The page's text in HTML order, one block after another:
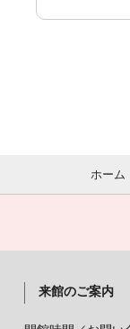
ホーム
来館のご案内